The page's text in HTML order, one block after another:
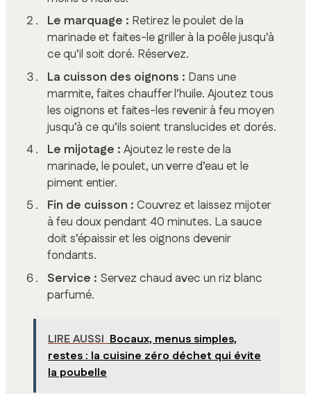
Le marquage : Retirez le poulet de la
marinade et faites-le griller à la poêle jusqu’à
ce qu’il soit doré. Réservez.
La cuisson des oignons : Dans une
marmite, faites chauffer l’huile. Ajoutez tous
les oignons et faites-les revenir à feu moyen
jusqu’à ce qu’ils soient translucides et dorés.
Le mijotage : Ajoutez le reste de la
marinade, le poulet, un verre d’eau et le
piment entier.
Fin de cuisson : Couvrez et laissez mijoter
à feu doux pendant 40 minutes. La sauce
doit s’épaissir et les oignons devenir
fondants.
Service : Servez chaud avec un riz blanc
parfumé.
LIRE AUSSI Bocaux, menus simples,
restes : la cuisine zéro déchet qui évite
la poubelle